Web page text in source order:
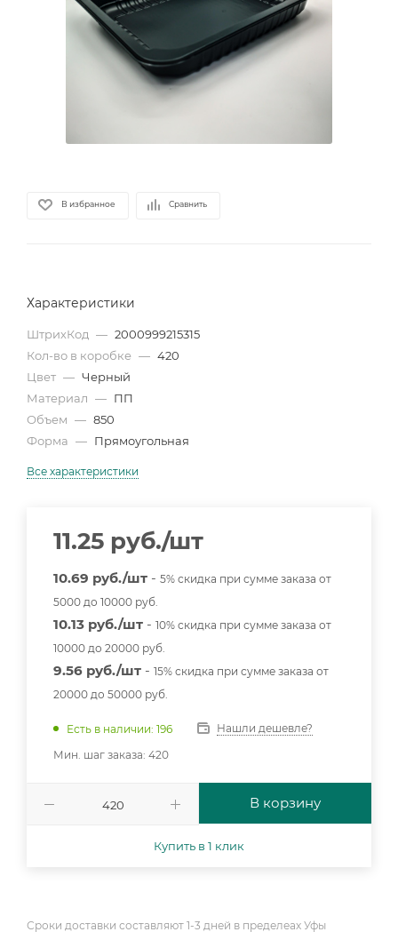
В избранное Сравнить
Характеристики
ШтрихКод — 2000999215315
Кол-во в коробке — 420
Цвет — Черный
Материал — ПП
Объем — 850
Форма — Прямоугольная
Все характеристики
11.25 руб./шт
10.69 руб./шт - 5% скидка при сумме заказа от
5000 до 10000 руб.
10.13 руб./шт - 10% скидка при сумме заказа от
10000 до 20000 руб.
9.56 руб./шт - 15% скидка при сумме заказа от
20000 до 50000 руб.
Есть в наличии: 196
Нашли дешевле?
Мин. шаг заказа: 420
В корзину
Купить в 1 клик
Сроки доставки составляют 1-3 дней в пределеах Уфы